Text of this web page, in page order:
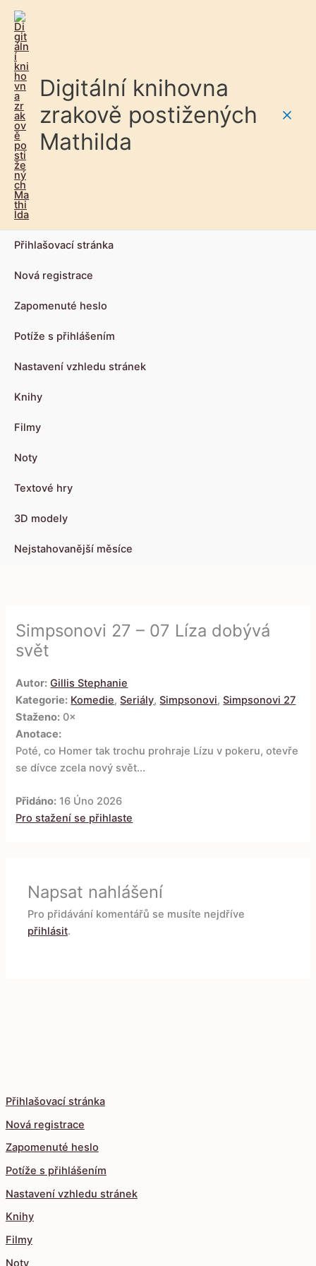
Digitální knihovna
zrakově postižených
Mathilda
Přihlašovací stránka
Nová registrace
Zapomenuté heslo
Potíže s přihlášením
Nastavení vzhledu stránek
Knihy
Filmy
Noty
Textové hry
3D modely
Nejstahovanější měsíce
Přihlašovací stránka
Nová registrace
Zapomenuté heslo
Potíže s přihlášením
Nastavení vzhledu stránek
Knihy
Filmy
Noty
Simpsonovi 27 – 07 Líza dobývá
svět
Autor: Gillis Stephanie
Kategorie: Komedie,Seriály,Simpsonovi,Simpsonovi 27
Staženo: 0×
Anotace:
Poté, co Homer tak trochu prohraje Lízu v pokeru, otevře
se dívce zcela nový svět...
Přidáno: 16 Úno 2026
Pro stažení se přihlaste
Napsat nahlášení
Pro přidávání komentářů se musíte nejdříve
přihlásit.